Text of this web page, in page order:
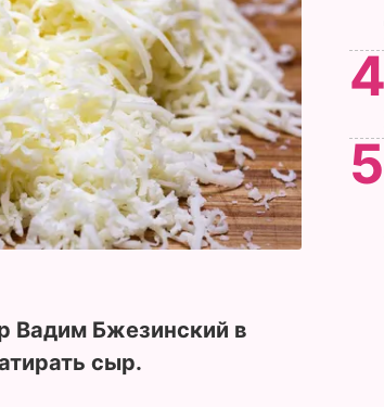
Вадим Бжезинский в
сыр.
5